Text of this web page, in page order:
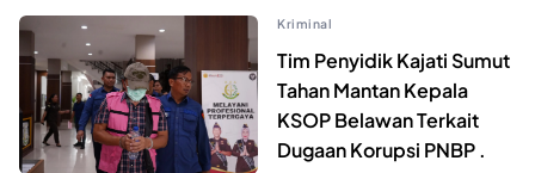
Kriminal
Tim Penyidik Kajati Sumut
Tahan Mantan Kepala
KSOP Belawan Terkait
Dugaan Korupsi PNBP .